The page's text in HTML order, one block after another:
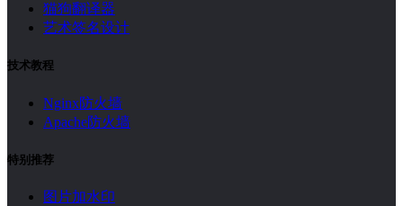
猫狗翻译器
艺术签名设计
技术教程
Nginx防火墙
Apache防火墙
特别推荐
图片加水印